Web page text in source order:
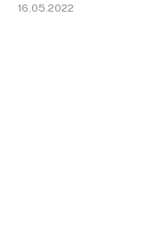
16.05.2022